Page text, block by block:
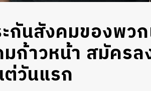
กันสังคมของพว
ก้าวหน้า สมัคร
วันแรก